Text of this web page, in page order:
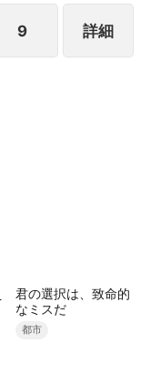
9 詳細
君の選択は、致命的
なミスだ
都市